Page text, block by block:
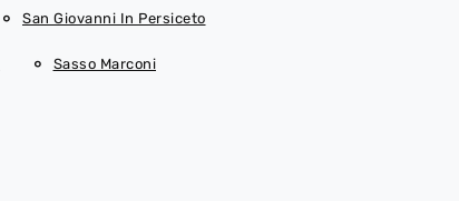
San Giovanni In Persiceto
Sasso Marconi